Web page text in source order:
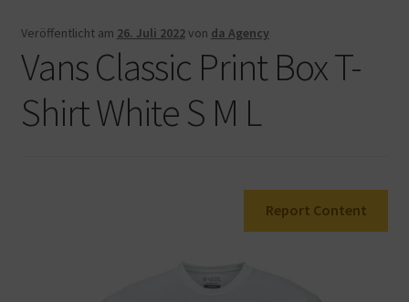
Datenschutz
Impressum
Kasse
Veröffentlicht am 26. Juli 2022von da Agency
Vans Classic Print Box T-
Shirt White S M L
Report Content